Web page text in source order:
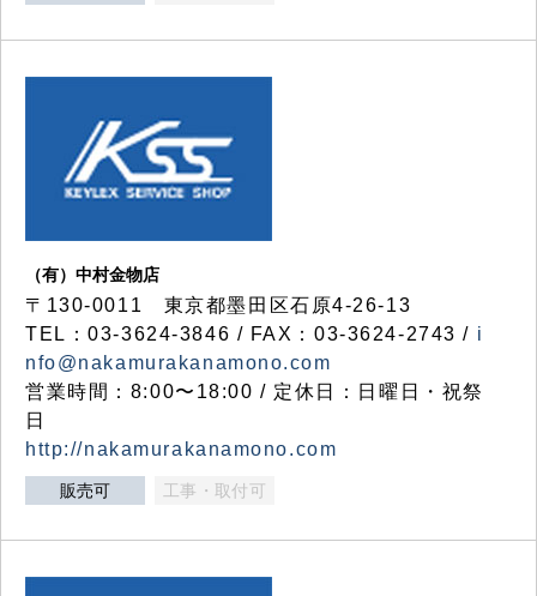
（有）中村金物店
〒130-0011 東京都墨田区石原4-26-13
TEL：03-3624-3846 / FAX：03-3624-2743 / i
nfo@nakamurakanamono.com
営業時間：8:00〜18:00 / 定休日：日曜日・祝祭
日
http://nakamurakanamono.com
販売可 工事・取付可